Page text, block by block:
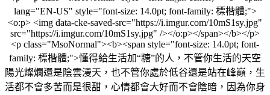
lang="EN-US" style="font-size: 14.0pt; font-family: 標楷體;">
<o:p> <img data-cke-saved-src="https://i.imgur.com/10mS1sy.jpg"
src="https://i.imgur.com/10mS1sy.jpg" /></o:p></span></b></p>
<p class="MsoNormal"><b><span style="font-size: 14.0pt; font-
family: 標楷體;">懂得給生活加“糖”的人，不管你生活的天空
陽光燦爛還是陰雲漫天，也不管你處於低谷還是站在峰巔，生
活都不會多苦而是很甜，心情都會大好而不會陰暗，因為你身